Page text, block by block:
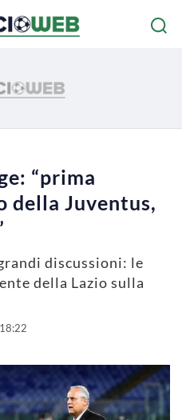
“prima
della Juventus,
discussioni: le
della Lazio sulla